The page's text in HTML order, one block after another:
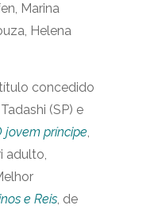
Marina
Helena
concedido
(SP) e
jovem príncipe,
adulto,
e Reis, de